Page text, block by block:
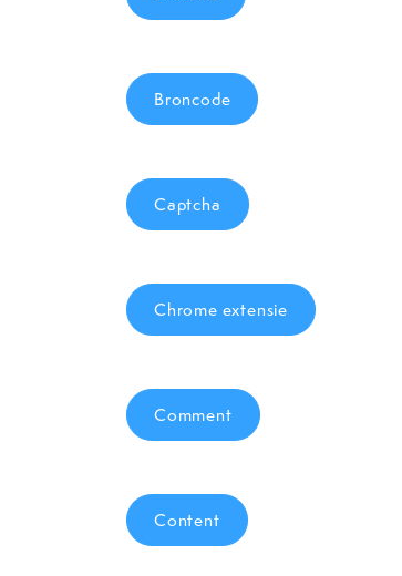
Broncode
Captcha
Chrome extensie
Comment
Content